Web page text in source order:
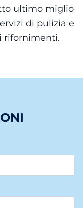
ultimo miglio
di pulizia e
rifornimenti.